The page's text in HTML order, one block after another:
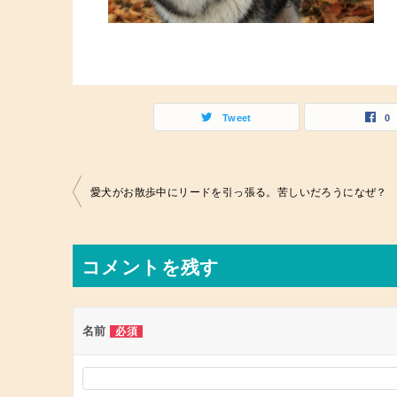
Tweet 0
投
ナ
ビ
ゲ
ー
ョ
愛犬がお散歩中にリードを引っ張る。苦しいだろうになぜ？
コメントを残す
名前 必須